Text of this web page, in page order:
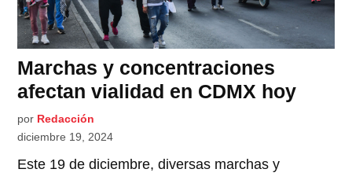
Marchas y concentraciones
afectan vialidad en CDMX hoy
por Redacción
diciembre 19, 2024
Este 19 de diciembre, diversas marchas y